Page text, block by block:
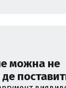
можна не